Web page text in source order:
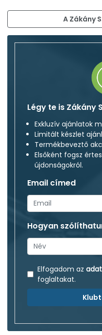
A Zákány
Légy te is Zákány
Exkluzív ajánlatok
Limitált készlet
Termékbeveztő
Elsőként fogsz
újdonságokról.
Email címed
Hogyan
Elfogadom az
foglaltakat.